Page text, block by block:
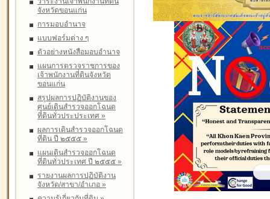
จังหวัดขอนแก่น
การมอบอำนาจ
แบบฟอร์มต่าง ๆ
ตัวอย่างหนังสือมอบอำนาจ
แผนการตรวจราชการของ
เจ้าพนักงานที่ดินจังหวัด
ขอนแก่น
สรุปผลการปฏิบัติงานของ
ศูนย์เดินสำรวจออกโฉนด
ที่ดินทั่วประประเทศ »
ผลการเดินสำรวจออกโฉนด
ที่ดิน ปี ๒๕๕๕ »
แผนเดินสำรวจออกโฉนด
ที่ดินทั่วประเทศ ปี ๒๕๕๕ »
รายงานผลการปฏิบัติงาน
จังหวัด/สาขา/อำเภอ »